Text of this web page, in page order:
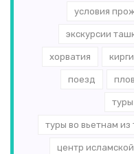
условия
экскурсии
хорватия
поезд плов
туры во вьетнам
центр